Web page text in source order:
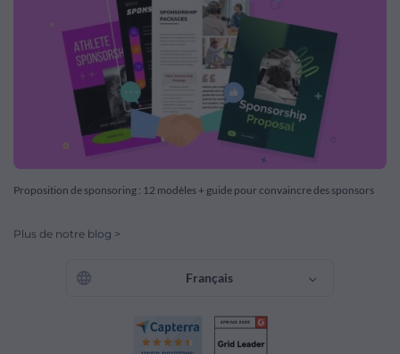
Proposition de sponsoring : 12 modèles + guide pour convaincre des sponsors
Plus de notre blog >
Français